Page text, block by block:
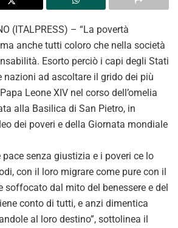
(ITALPRESS) – “La povertà
anche tutti coloro che nella società
Esorto perciò i capi degli Stati
nazioni ad ascoltare il grido dei più
Leone XIV nel corso dell’omelia
alla Basilica di San Pietro, in
dei poveri e della Giornata mondiale
pace senza giustizia e i poveri ce lo
con il loro migrare come pure con il
soffocato dal mito del benessere e del
conto di tutti, e anzi dimentica
al loro destino”, sottolinea il